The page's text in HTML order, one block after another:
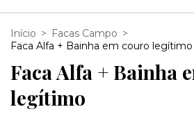
Início > Facas Campo >
Faca Alfa + Bainha em couro legítimo
Faca Alfa + Bainha
legítimo